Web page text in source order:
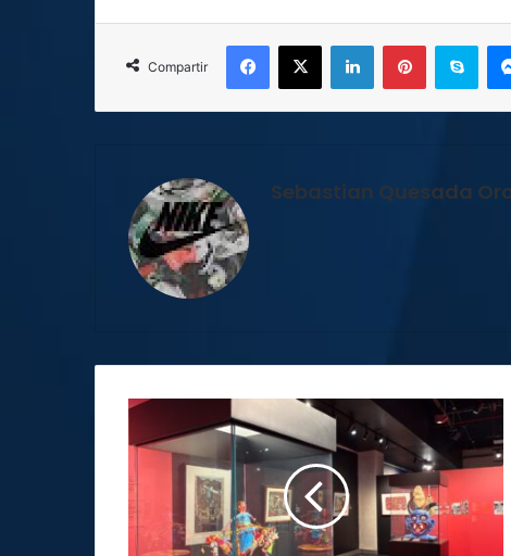
Compartir
Facebook
X LinkedInPinterest
Sebastian Quesada
Museo
Jade
prepara
Cultural
este